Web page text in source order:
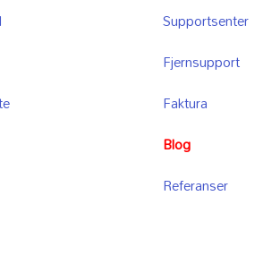
Supportsenter
Fjernsupport
Faktura
Blog
Referanser